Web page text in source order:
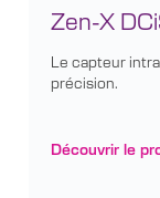
Zen-X
Le capteur
précision.
Découvrir le